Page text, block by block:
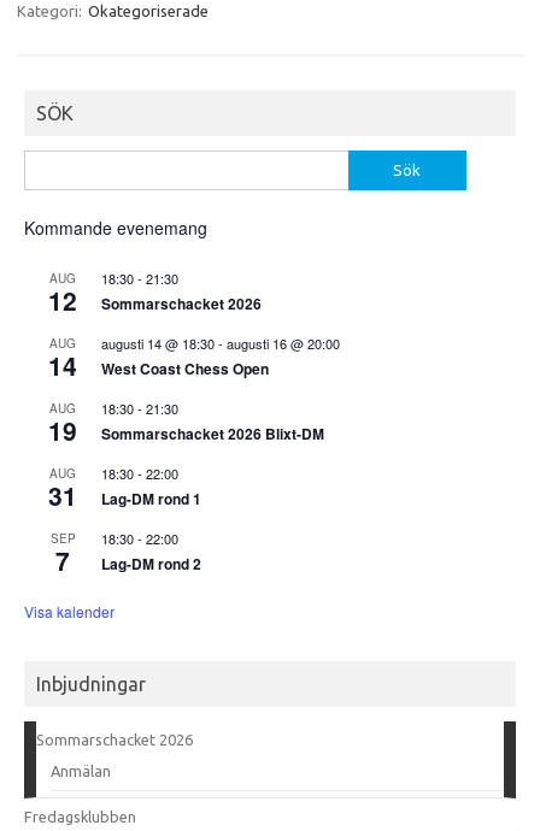
Kategori: Okategoriserade
SÖK
efter:
Kommande evenemang
AUG
12
18:30- 21:30
Sommarschacket 2026
AUG
14
augusti 14 @ 18:30- augusti 16 @ 20:00
West Coast Chess Open
AUG
19
18:30- 21:30
Sommarschacket 2026 Blixt-DM
AUG
31
18:30- 22:00
Lag-DM rond 1
SEP
7
18:30- 22:00
Lag-DM rond 2
Visa kalender
Inbjudningar
Sommarschacket 2026
Anmälan
Fredagsklubben